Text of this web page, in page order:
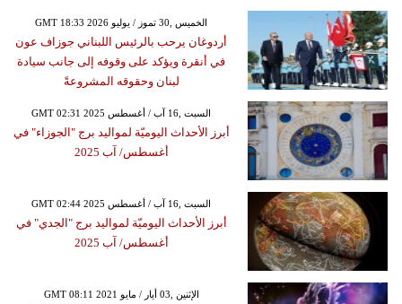
GMT 18:33 2026 الخميس ,30 تموز / يوليو
أردوغان يرحب بالرئيس اللبناني جوزاف عون
في أنقرة ويؤكد على وقوفه إلى جانب سيادة
لبنان وحقوقه المشروعةً
GMT 02:31 2025 السبت ,16 آب / أغسطس
أبرز الأحداث اليوميّة لمواليد برج "الجوزاء" في
أغسطس/ آب 2025
GMT 02:44 2025 السبت ,16 آب / أغسطس
أبرز الأحداث اليوميّة لمواليد برج "الجدي" في
أغسطس/ آب 2025
GMT 08:11 2021 الإثنين ,03 أيار / مايو